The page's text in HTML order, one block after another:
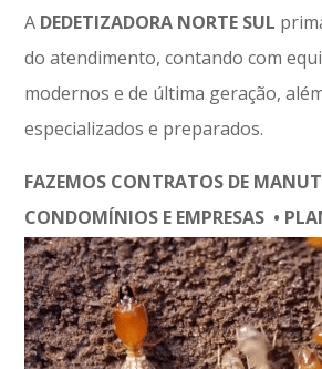
A DEDETIZADORA NORTE SUL
do atendimento, contando com
modernos e de última geração,
especializados e preparados.
FAZEMOS CONTRATOS DE
CONDOMÍNIOS E EMPRESAS •